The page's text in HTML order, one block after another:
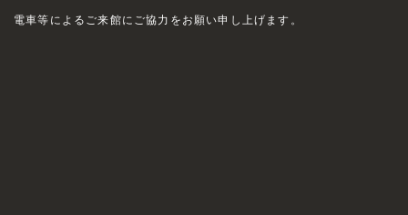
電車等によるご来館にご協力をお願い申し上げます。